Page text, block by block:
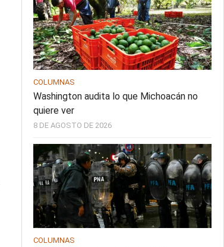
COLUMNAS
Washington audita lo que Michoacán no
quiere ver
8 DE AGOSTO DE 2026
COLUMNAS